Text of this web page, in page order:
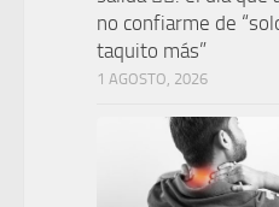
no confiarme de
taquito más”
1 AGOSTO, 2026